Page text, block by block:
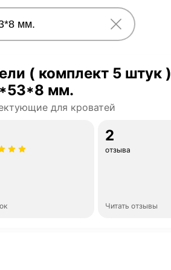
( комплект 5 штук )
мм.
для кроватей
2
отзыва
Читать отзывы